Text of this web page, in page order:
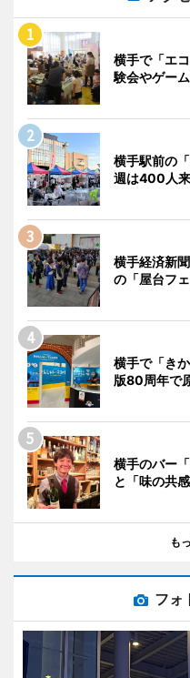
横手で「エ
験会やゲー
横手駅前の
週は400人
横手経済新
の「屋台フェ
横手で「き
版80周年で
横手のバー
と「味の共
も
フォ